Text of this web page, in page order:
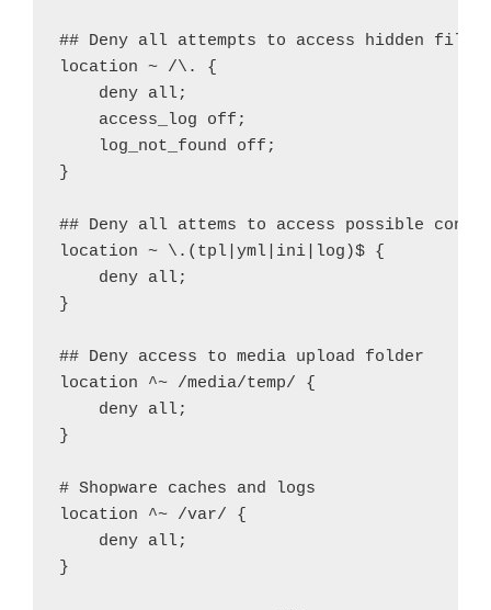
## Deny all attempts to access hidden files
location ~ /\. {
    deny all;
    access_log off;
    log_not_found off;
}
## Deny all attems to access possible
location ~ \.(tpl|yml|ini|log)$ {
    deny all;
}
## Deny access to media upload folder
location ^~ /media/temp/ {
    deny all;
}
# Shopware caches and logs
location ^~ /var/ {
    deny all;
}